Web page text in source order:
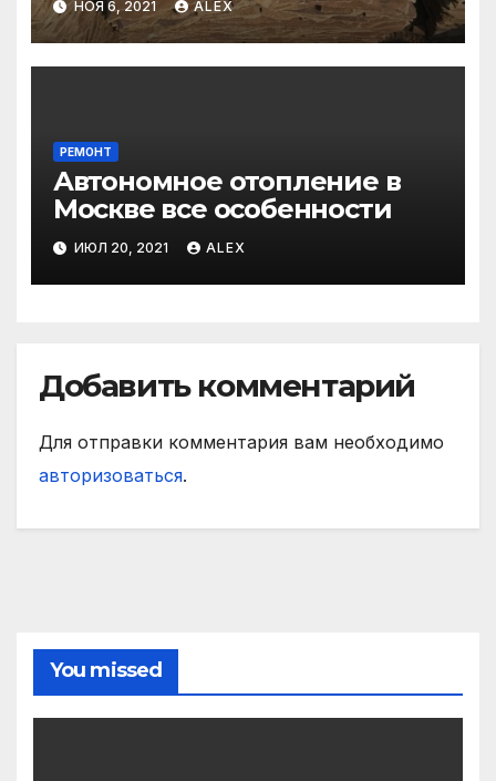
НОЯ 6, 2021 ALEX
РЕМОНТ
Автономное отопление в
Москве все особенности
ИЮЛ 20, 2021 ALEX
Добавить комментарий
Для отправки комментария вам необходимо
авторизоваться.
You missed